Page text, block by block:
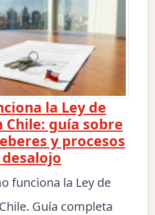
la Ley de
guía sobre
y procesos
funciona la Ley de
Guía completa